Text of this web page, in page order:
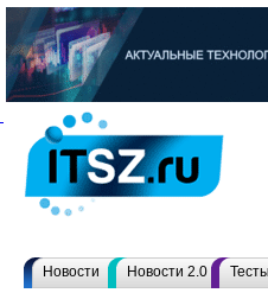
Новости Новости 2.0